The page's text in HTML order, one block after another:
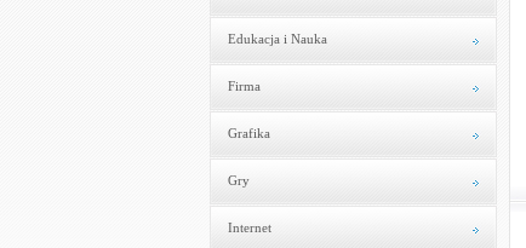
Edukacja i Nauka
Firma
Grafika
Gry
Internet